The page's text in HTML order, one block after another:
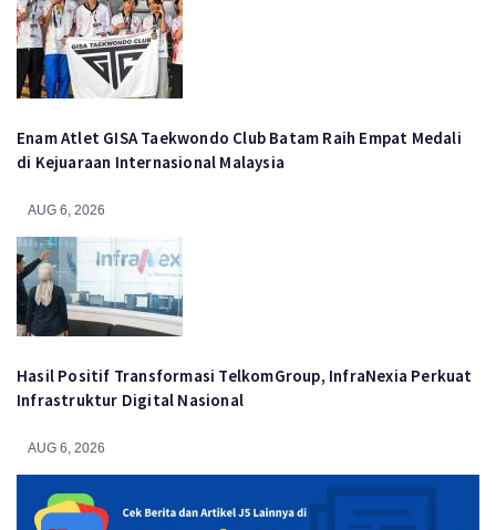
Enam Atlet GISA Taekwondo Club Batam Raih Empat Medali
di Kejuaraan Internasional Malaysia
AUG 6, 2026
Hasil Positif Transformasi TelkomGroup, InfraNexia Perkuat
Infrastruktur Digital Nasional
AUG 6, 2026